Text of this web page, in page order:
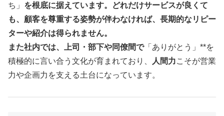
ち」 を根底に据えています。どれだけサービスが良くて
も、顧客を尊重する姿勢が伴わなければ、長期的なリピー
ターや紹介は得られません。
また社内では、上司・部下や同僚間で「ありがとう」**を
積極的に言い合う文化が育まれており、
人間力こそが営業
力や企画力を支える土台になっています。